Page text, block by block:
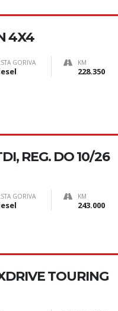
4X4
GORIVA KM
228.350
REG. DO 10/26
GORIVA KM
243.000
TOURING